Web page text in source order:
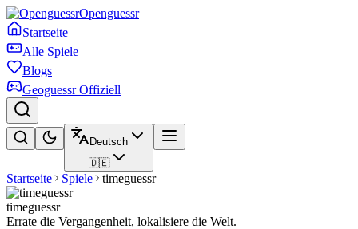
Openguessr
Startseite
Alle Spiele
Blogs
Geoguessr Offiziell
Deutsch
🇩🇪
Startseite Spiele timeguessr
timeguessr
Errate die Vergangenheit, lokalisiere die Welt.